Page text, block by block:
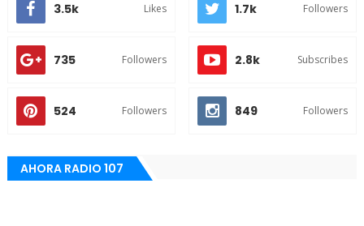
3.5k Likes 1.7k Followers
735 Followers 2.8k Subscribes
524 Followers 849 Followers
AHORA RADIO 107